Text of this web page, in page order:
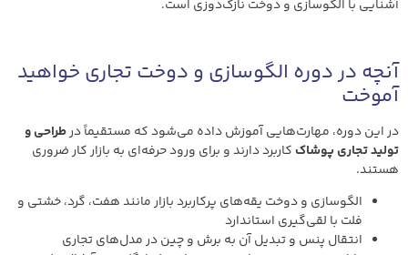
آشنایی با الگوسازی و دوخت نازک‌دوزی است.
آنچه در دوره الگوسازی و دوخت تجاری خواهید
آموخت
در این دوره، مهارت‌هایی آموزش داده می‌شود که مستقیماً درطراحی و
تولید تجاری پوشاک کاربرد دارند و برای ورود حرفه‌ای به بازار کار ضروری
هستند.
الگوسازی و دوخت یقه‌های پرکاربرد بازار مانند هفت، گرد، خشتی و
فلت با لقی‌گیری استاندارد
انتقال پنس و تبدیل آن به برش و چین در مدل‌های تجاری